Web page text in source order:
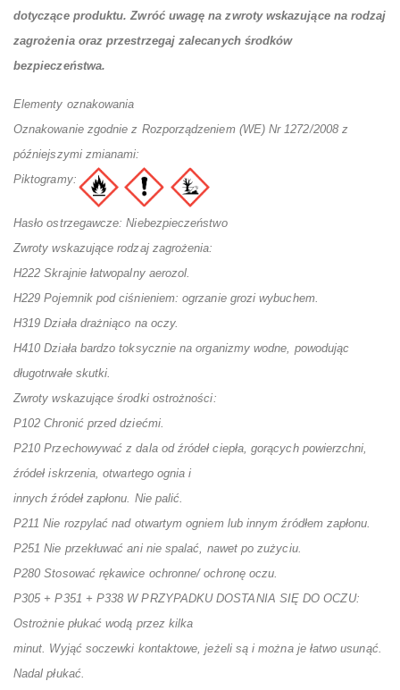
dotyczące produktu. Zwróć uwagę na zwroty wskazujące na rodzaj
zagrożenia oraz przestrzegaj zalecanych środków
bezpieczeństwa.
Elementy oznakowania
Oznakowanie zgodnie z Rozporządzeniem (WE) Nr 1272/2008 z
późniejszymi zmianami:
Piktogramy:
Hasło ostrzegawcze: Niebezpieczeństwo
Zwroty wskazujące rodzaj zagrożenia:
H222 Skrajnie łatwopalny aerozol.
H229 Pojemnik pod ciśnieniem: ogrzanie grozi wybuchem.
H319 Działa drażniąco na oczy.
H410 Działa bardzo toksycznie na organizmy wodne, powodując
długotrwałe skutki.
Zwroty wskazujące środki ostrożności:
P102 Chronić przed dziećmi.
P210 Przechowywać z dala od źródeł ciepła, gorących powierzchni,
źródeł iskrzenia, otwartego ognia i
innych źródeł zapłonu. Nie palić.
P211 Nie rozpylać nad otwartym ogniem lub innym źródłem zapłonu.
P251 Nie przekłuwać ani nie spalać, nawet po zużyciu.
P280 Stosować rękawice ochronne/ ochronę oczu.
P305 + P351 + P338 W PRZYPADKU DOSTANIA SIĘ DO OCZU:
Ostrożnie płukać wodą przez kilka
minut. Wyjąć soczewki kontaktowe, jeżeli są i można je łatwo usunąć.
Nadal płukać.